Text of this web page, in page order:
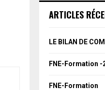
h
o
ARTICLES
LE BILAN DE
FNE-Formation -
FNE-Formation